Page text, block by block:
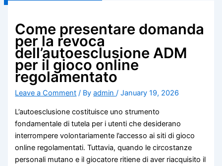
Come presentare domanda
per la revoca
dell’autoesclusione ADM
per il gioco online
regolamentato
Leave a Comment / Byadmin/January 19, 2026
L’autoesclusione costituisce uno strumento
fondamentale di tutela per i utenti che desiderano
interrompere volontariamente l’accesso ai siti di gioco
online regolamentati. Tuttavia, quando le circostanze
personali mutano e il giocatore ritiene di aver riacquisito il